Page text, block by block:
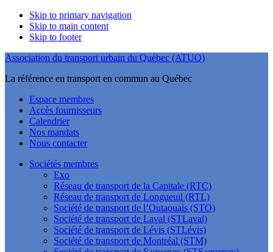
Skip to primary navigation
Skip to main content
Skip to footer
Association du transport urbain du Québec (ATUQ)
La référence en transport en commun au Québec
Espace membres
Accès fournisseurs
Calendrier
Nos mandats
Nous contacter
Sociétés membres
Exo
Réseau de transport de la Capitale (RTC)
Réseau de transport de Longueuil (RTL)
Société de transport de l’Outaouais (STO)
Société de transport de Laval (STLaval)
Société de transport de Lévis (STLévis)
Société de transport de Montréal (STM)